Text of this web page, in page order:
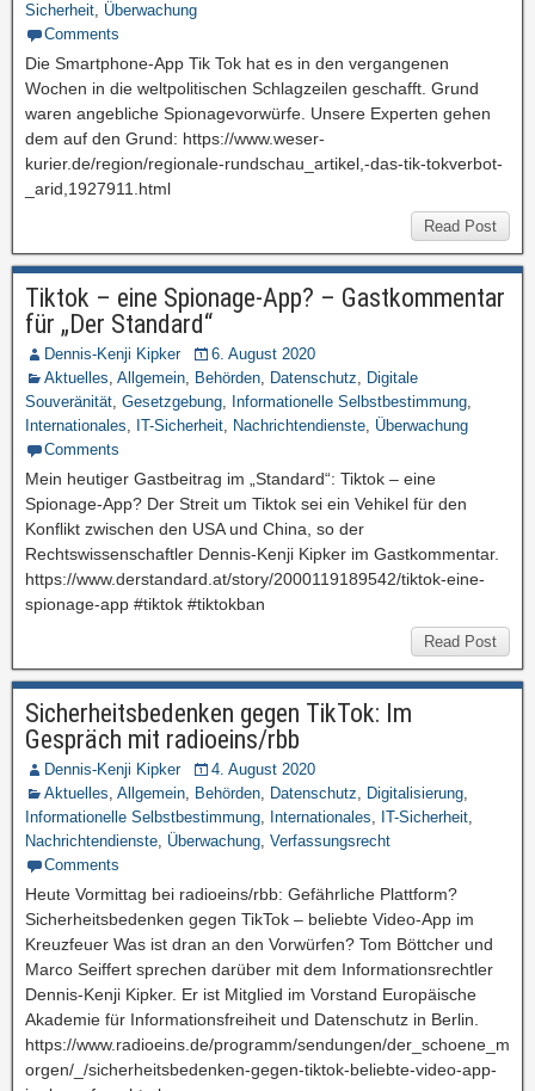
Sicherheit, Überwachung
Comments
Die Smartphone-App Tik Tok hat es in den vergangenen
Wochen in die weltpolitischen Schlagzeilen geschafft. Grund
waren angebliche Spionagevorwürfe. Unsere Experten gehen
dem auf den Grund: https://www.weser-
kurier.de/region/regionale-rundschau_artikel,-das-tik-tokverbot-
_arid,1927911.html
Read Post
Tiktok – eine Spionage-App? – Gastkommentar
für „Der Standard“
Dennis-Kenji Kipker
6. August 2020
Aktuelles, Allgemein, Behörden, Datenschutz, Digitale
Souveränität, Gesetzgebung, Informationelle Selbstbestimmung,
Internationales, IT-Sicherheit, Nachrichtendienste, Überwachung
Comments
Mein heutiger Gastbeitrag im „Standard“: Tiktok – eine
Spionage-App? Der Streit um Tiktok sei ein Vehikel für den
Konflikt zwischen den USA und China, so der
Rechtswissenschaftler Dennis-Kenji Kipker im Gastkommentar.
https://www.derstandard.at/story/2000119189542/tiktok-eine-
spionage-app #tiktok #tiktokban
Read Post
Sicherheitsbedenken gegen TikTok: Im
Gespräch mit radioeins/rbb
Dennis-Kenji Kipker
4. August 2020
Aktuelles, Allgemein, Behörden, Datenschutz, Digitalisierung,
Informationelle Selbstbestimmung, Internationales, IT-Sicherheit,
Nachrichtendienste, Überwachung, Verfassungsrecht
Comments
Heute Vormittag bei radioeins/rbb: Gefährliche Plattform?
Sicherheitsbedenken gegen TikTok – beliebte Video-App im
Kreuzfeuer Was ist dran an den Vorwürfen? Tom Böttcher und
Marco Seiffert sprechen darüber mit dem Informationsrechtler
Dennis-Kenji Kipker. Er ist Mitglied im Vorstand Europäische
Akademie für Informationsfreiheit und Datenschutz in Berlin.
https://www.radioeins.de/programm/sendungen/der_schoene_m
orgen/_/sicherheitsbedenken-gegen-tiktok-beliebte-video-app-